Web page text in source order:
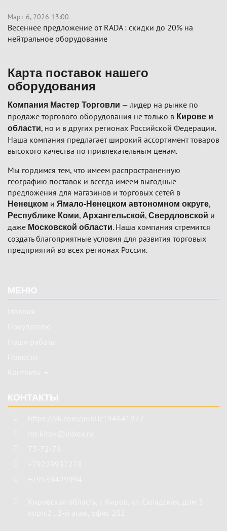
Март 6, 2026 13:00
Весеннее предложение от RADA : скидки до 20% на
нейтральное оборудование
Карта поставок нашего
оборудования
Компания Мастер Торговли — лидер на рынке по
продаже торгового оборудования не только в Кирове и
области, но и в других регионах Российской Федерации.
Наша компания предлагает широкий ассортимент товаров
высокого качества по привлекательным ценам.
Мы гордимся тем, что имеем распространенную
географию поставок и всегда имеем выгодные
предложения для магазинов и торговых сетей в
Ненецком и Ямало-Ненецком автономном округе,
Республике Коми, Архангельской, Свердловской и
даже Московской области. Наша компания стремится
создать благоприятные условия для развития торговых
предприятий во всех регионах России.
МЕНЮ
КОНТАКТЫ